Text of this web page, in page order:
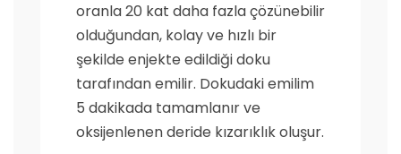
oranla 20 kat daha fazla çözünebilir
olduğundan, kolay ve hızlı bir
şekilde enjekte edildiği doku
tarafından emilir. Dokudaki emilim
5 dakikada tamamlanır ve
oksijenlenen deride kızarıklık oluşur.